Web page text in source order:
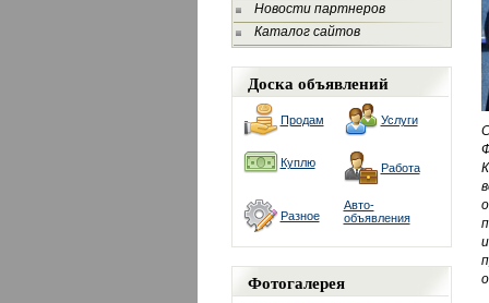
Новости партнеров
Каталог сайтов
Доска объявлений
Продам Услуги
Куплю Работа
Разное
Авто-
объявления
Фотогалерея